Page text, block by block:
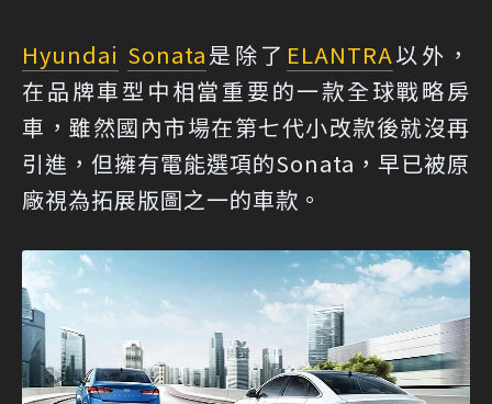
Hyundai Sonata是除了 ELANTRA以外，
在品牌車型中相當重要的一款全球戰略房
車，雖然國內市場在第七代小改款後就沒再
引進，但擁有電能選項的Sonata，早已被原
廠視為拓展版圖之一的車款。